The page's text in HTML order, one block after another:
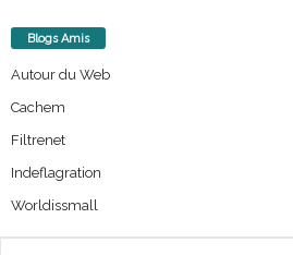
Blogs Amis
Autour du Web
Cachem
Filtrenet
Indeflagration
Worldissmall